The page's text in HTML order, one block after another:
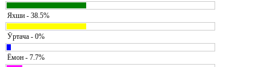
Яхши - 38.5%
Ӯртача - 0%
Ёмон - 7.7%